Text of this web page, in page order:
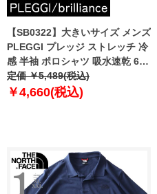
【SB0322】大きいサイズ メンズ
PLEGGI プレッジ ストレッチ 冷
感 半袖 ポロシャツ 吸水速乾 64-
44037-2
定価 ￥5,489(税込)
￥4,660(税込)